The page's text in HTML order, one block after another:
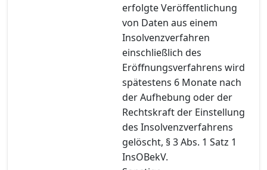
erfolgte Veröffentlichung
von Daten aus einem
Insolvenzverfahren
einschließlich des
Eröffnungsverfahrens wird
spätestens 6 Monate nach
der Aufhebung oder der
Rechtskraft der Einstellung
des Insolvenzverfahrens
gelöscht, § 3 Abs. 1 Satz 1
InsOBekV.